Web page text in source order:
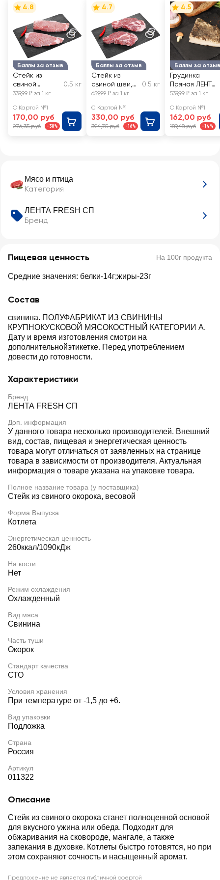
Мясо и птица
Категория
ЛЕНТА FRESH СП
Бренд
Пищевая ценность На 100г продукта
Средние значения: белки-14г;жиры-23г
Состав
свинина. ПОЛУФАБРИКАТ ИЗ СВИНИНЫ
КРУПНОКУСКОВОЙ МЯСОКОСТНЫЙ КАТЕГОРИИ А.
Дату и время изготовления смотри на
дополнительнойэтикетке. Перед употреблением
довести до готовности.
Характеристики
Бренд
ЛЕНТА FRESH СП
Доп. информация
У данного товара несколько производителей. Внешний
вид, состав, пищевая и энергетическая ценность
товара могут отличаться от заявленных на странице
товара в зависимости от производителя. Актуальная
информация о товаре указана на упаковке товара.
Полное название товара (у поставщика)
Стейк из свиного окорока, весовой
Форма Выпуска
Котлета
Энергетическая ценность
260ккал/1090кДж
На кости
Нет
Режим охлаждения
Охлажденный
Вид мяса
Свинина
Часть туши
Окорок
Стандарт качества
СТО
Условия хранения
При температуре от -1,5 до +6.
Вид упаковки
Подложка
Страна
Россия
Артикул
011322
Описание
Стейк из свиного окорока станет полноценной основой
для вкусного ужина или обеда. Подходит для
обжаривания на сковороде, мангале, а также
запекания в духовке. Котлеты быстро готовятся, но при
этом сохраняют сочность и насыщенный аромат.
Предложение не является публичной офертой
Баллы за отзыв
4.8
Стейк из
свиной
корейки,
0.5 кг
339,99 ₽ за 1 кг
С Картой №1
170,00 руб
276,35 руб -38%
Баллы за отзыв
4.7
Стейк из
свиной шеи,
весовой
0.5 кг
659,99 ₽ за 1 кг
С Картой №1
330,00 руб
394,75 руб -16%
Баллы за отзыв
4.5
Грудинка
Пряная ЛЕНТА
FRESH,
539,99 ₽ за 1 кг
С Картой №1
162,00 руб
189,48 руб -14%